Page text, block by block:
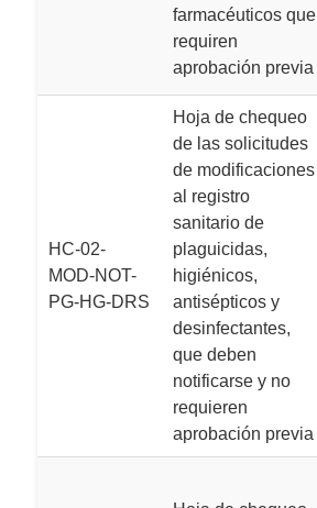
farmacéuticos que
requiren
aprobación previa
HC-02-
MOD-NOT-
PG-HG-DRS
Hoja de chequeo
de las solicitudes
de modificaciones
al registro
sanitario de
plaguicidas,
higiénicos,
antisépticos y
desinfectantes,
que deben
notificarse y no
requieren
aprobación previa